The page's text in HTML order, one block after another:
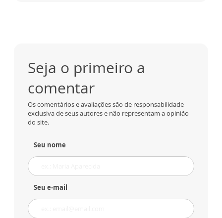
Seja o primeiro a
comentar
Os comentários e avaliações são de responsabilidade
exclusiva de seus autores e não representam a opinião
do site.
Seu nome
Seu e-mail